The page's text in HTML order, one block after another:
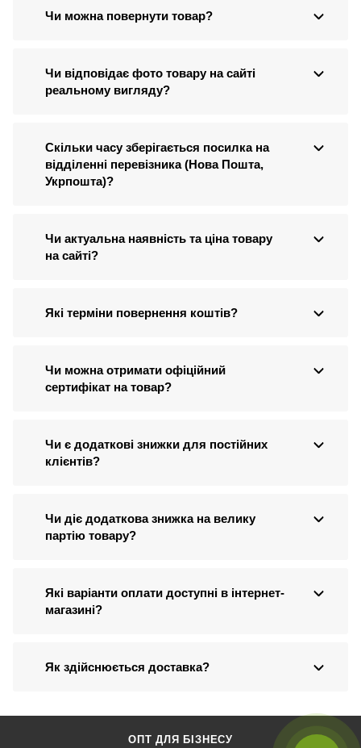
Чи можна повернути товар?
Чи відповідає фото товару на сайті
реальному вигляду?
Скільки часу зберігається посилка на
відділенні перевізника (Нова Пошта,
Укрпошта)?
Чи актуальна наявність та ціна товару
на сайті?
Які терміни повернення коштів?
Чи можна отримати офіційний
сертифікат на товар?
Чи є додаткові знижки для постійних
клієнтів?
Чи діє додаткова знижка на велику
партію товару?
Які варіанти оплати доступні в інтернет-
магазині?
Як здійснюється доставка?
ОПТ ДЛЯ БІЗНЕСУ